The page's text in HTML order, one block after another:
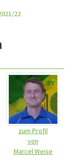
22
zum Profil
von
Marcel Weise